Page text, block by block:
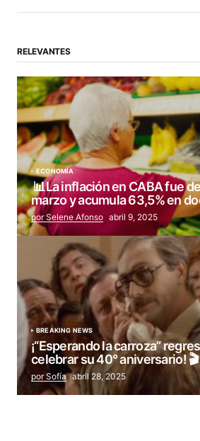
RELEVANTES
ECONOMÍA
📊La inflación en CABA fue
marzo y acumula 63,5% en
por Selene Afonso abril 9, 2025
BREAKING NEWS
¡“Esperando la carroza”
celebrar su 40° aniversario!
por Sofía abril 28, 2025